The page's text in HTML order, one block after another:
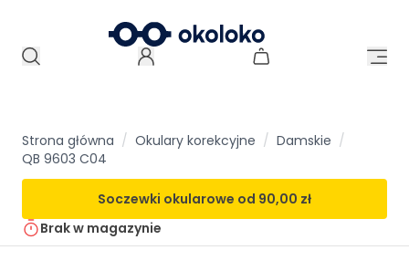
Strona główna / Okulary korekcyjne / Damskie /
QB 9603 C04
Soczewki okularowe od 90,00 zł
Brak w magazynie